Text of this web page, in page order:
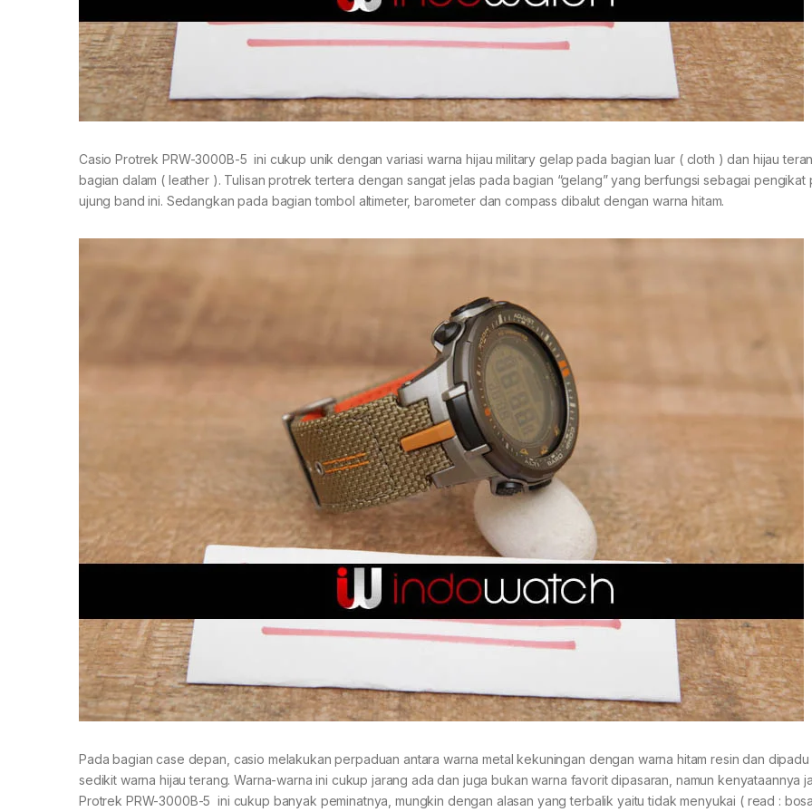
Casio Protrek PRW-3000B-5 ini cukup unik dengan variasi warna hijau military gelap pada bagian luar ( cloth ) dan hijau
bagian dalam ( leather ). Tulisan protrek tertera dengan sangat jelas pada bagian “gelang” yang berfungsi sebagai pengikat
ujung band ini. Sedangkan pada bagian tombol altimeter, barometer dan compass dibalut dengan warna hitam.
Pada bagian case depan, casio melakukan perpaduan antara warna metal kekuningan dengan warna hitam resin dan
sedikit warna hijau terang. Warna-warna ini cukup jarang ada dan juga bukan warna favorit dipasaran, namun kenyataannya
Protrek PRW-3000B-5 ini cukup banyak peminatnya, mungkin dengan alasan yang terbalik yaitu tidak menyukai ( read :